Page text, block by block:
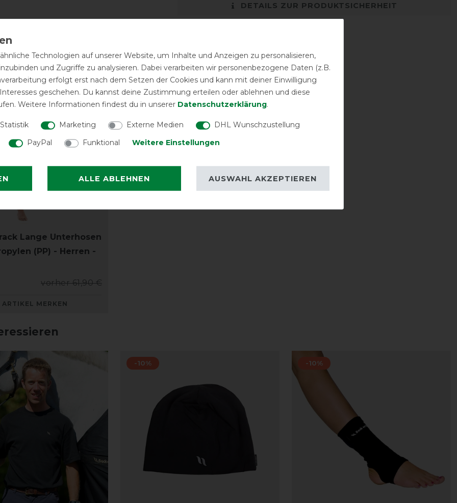
DETAILS ZUR PRODUKTSICHERHEIT
Lange Unterhosen
(PP) - Herren -
vorher 61,90 €
ARTIKEL MERKEN
-10% -10%
Technologien auf unserer Website, um Inhalte und Anzeigen zu personalisieren,
und Zugriffe zu analysieren. Dabei verarbeiten wir personenbezogene Daten (z.B.
erfolgt erst nach dem Setzen der Cookies und kann mit deiner Einwilligung
geschehen. Du kannst deine Zustimmung erteilen oder ablehnen und diese
Weitere Informationen findest du in unserer Daten­schutz­erklärung.
Statistik Marketing Externe Medien
DHL Wunschzustellung
PayPal
Funktional Weitere Einstellungen
ALLE ABLEHNEN AUSWAHL AKZEPTIEREN